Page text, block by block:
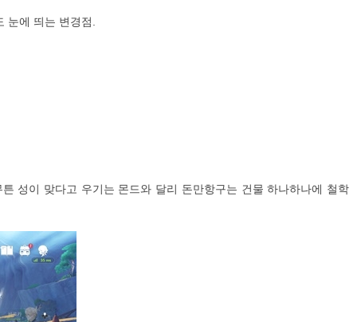
눈에 띄는 변경점.
성이 맞다고 우기는 몬드와 달리 돈만항구는 건물 하나하나에 철학